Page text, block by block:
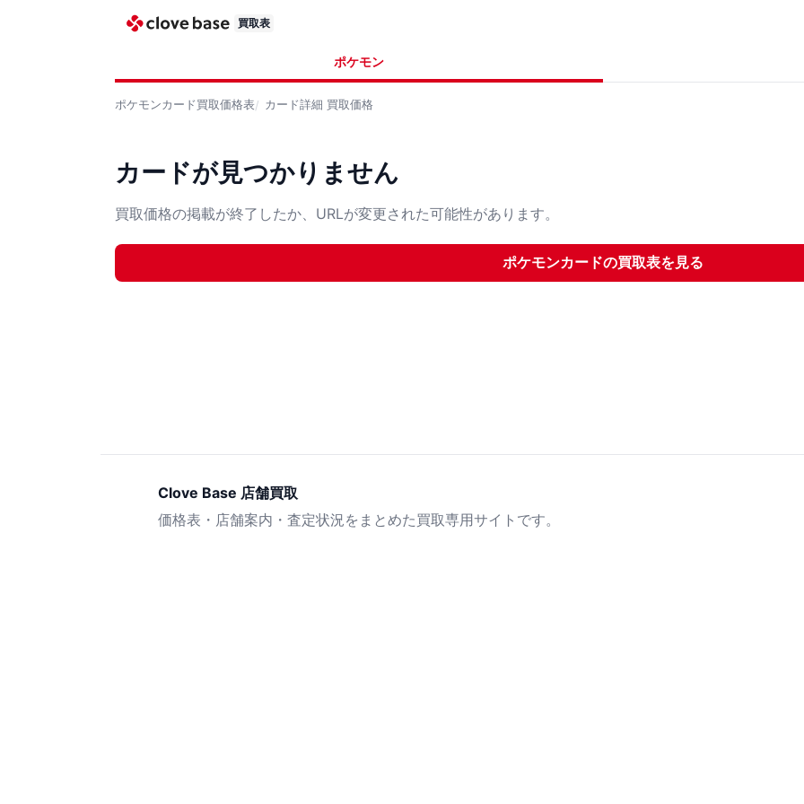
買取表
ポケモン
ポケモンカード買取価格表 カード詳細 買取価格
カードが見つかりません
買取価格の掲載が終了したか、URLが変更された可能性があります。
ポケモンカードの買取表を見る
Clove Base 店舗買取
価格表・店舗案内・査定状況をまとめた買取専用サイトです。